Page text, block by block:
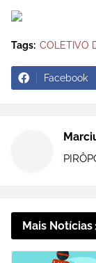
Tags: COLETIVO
Facebook
Mais Notícias